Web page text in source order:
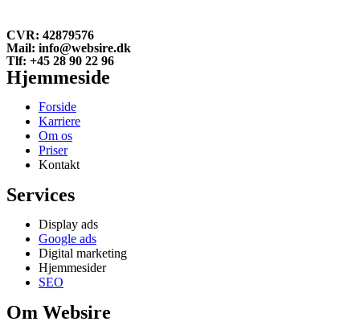
CVR: 42879576
Mail: info@websire.dk
Tlf: +45 28 90 22 96
Hjemmeside
Forside
Karriere
Om os
Priser
Kontakt
Services
Display ads
Google ads
Digital marketing
Hjemmesider
SEO
Om Websire